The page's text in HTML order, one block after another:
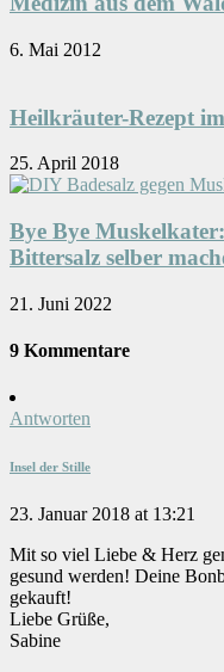
6. Mai 2012
Heilkräuter-Rezept
25. April 2018
Bye Bye
Bittersalz selber
21. Juni 2022
9 Kommentare
Antworten
Insel der Stille
23. Januar 2018 at 13:21
Mit so viel Liebe & Herz
gesund werden! Deine
gekauft!
Liebe Grüße,
Sabine